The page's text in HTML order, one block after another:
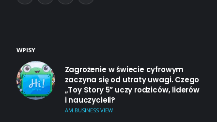
WPISY
Zagrożenie w świecie cyfrowym
zaczyna się od utraty uwagi. Czego
„Toy Story 5” uczy rodziców, liderów
i nauczycieli?
AM BUSINESS VIEW